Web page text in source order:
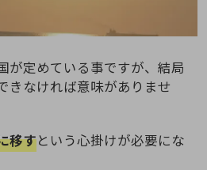
が定めている事ですが、結局
きなければ意味がありませ
移すという心掛けが必要にな